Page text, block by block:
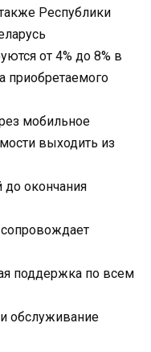
Республики
от 4% до 8% в
приобретаемого
мобильное
выходить из
окончания
поддержка по всем
обслуживание